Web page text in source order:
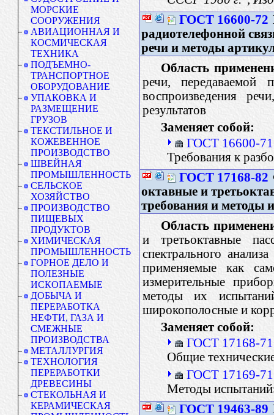
МОРСКИЕ
СООРУЖЕНИЯ
АВИАЦИОННАЯ И
КОСМИЧЕСКАЯ
ТЕХНИКА
ПОДЪЕМНО-
ТРАНСПОРТНОЕ
ОБОРУДОВАНИЕ
УПАКОВКА И
РАЗМЕЩЕНИЕ
ГРУЗОВ
ТЕКСТИЛЬНОЕ И
КОЖЕВЕННОЕ
ПРОИЗВОДСТВО
ШВЕЙНАЯ
ПРОМЫШЛЕННОСТЬ
СЕЛЬСКОЕ
ХОЗЯЙСТВО
ПРОИЗВОДСТВО
ПИЩЕВЫХ
ПРОДУКТОВ
ХИМИЧЕСКАЯ
ПРОМЫШЛЕННОСТЬ
ГОРНОЕ ДЕЛО И
ПОЛЕЗНЫЕ
ИСКОПАЕМЫЕ
ДОБЫЧА И
ПЕРЕРАБОТКА
НЕФТИ, ГАЗА И
СМЕЖНЫЕ
ПРОИЗВОДСТВА
МЕТАЛЛУРГИЯ
ТЕХНОЛОГИЯ
ПЕРЕРАБОТКИ
ДРЕВЕСИНЫ
СТЕКОЛЬНАЯ И
КЕРАМИЧЕСКАЯ
ГОСТ 16600-72
радиотелефонной
речи и методы
Область
речи, передаваемой
воспроизведения
результатов
Заменяет собой:
ГОСТ 16600-71
Требования к
ГОСТ 17168-82
октавные и
требования и методы
Область
и третьоктавные
спектрального
применяемые как
измерительные
методы их
широкополосные и
Заменяет собой:
ГОСТ 17168-71
Общие
ГОСТ 17169-71
Методы
ГОСТ 19463-89